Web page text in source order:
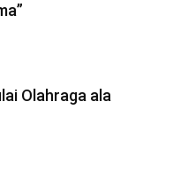
Olahraga ala